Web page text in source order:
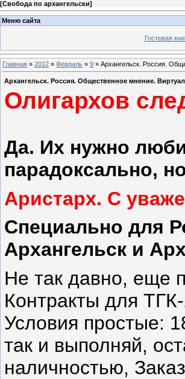
[Свобода по архангельски]
Меню сайта
Гостевая
Главная » 2012 » Февраль » 9 » Архангельск. Россия.
Архангельск. Россия. Общественное мнение.
Олигархов
Да. Их нужно
парадоксально,
Аристарх. С
Специально для
Архангельск и
Не так давно, еще
Контракты для
Условия простые:
так и выполняй,
наличностью,